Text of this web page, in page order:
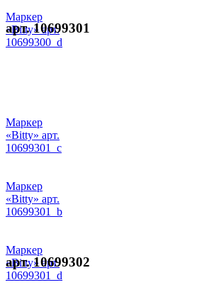
Маркер
«Bitty» арт.
10699300_d
арт. 10699301
Маркер
«Bitty» арт.
10699301_c
Маркер
«Bitty» арт.
10699301_b
Маркер
«Bitty» арт.
10699301_d
арт. 10699302